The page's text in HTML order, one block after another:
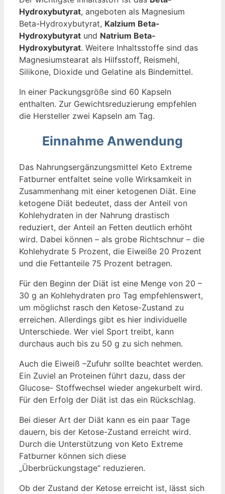
Hydroxybutyrat, angeboten als Magnesium
Beta-Hydroxybutyrat, Kalzium Beta-
Hydroxybutyrat und Natrium Beta-
Hydroxybutyrat. Weitere Inhaltsstoffe sind das
Magnesiumstearat als Hilfsstoff, Reismehl,
Silikone, Dioxide und Gelatine als Bindemittel.
In einer Packungsgröße sind 60 Kapseln
enthalten. Zur Gewichtsreduzierung empfehlen
die Hersteller zwei Kapseln am Tag.
Einnahme Anwendung
Das Nahrungsergänzungsmittel Keto Extreme
Fatburner entfaltet seine volle Wirksamkeit in
Zusammenhang mit einer ketogenen Diät. Eine
ketogene Diät bedeutet, dass der Anteil von
Kohlehydraten in der Nahrung drastisch
reduziert, der Anteil an Fetten deutlich erhöht
wird. Dabei können – als grobe Richtschnur – die
Kohlehydrate 5 Prozent, die Eiweiße 20 Prozent
und die Fettanteile 75 Prozent betragen.
Für den Beginn der Diät ist eine Menge von 20 –
30 g an Kohlehydraten pro Tag empfehlenswert,
um möglichst rasch den Ketose-Zustand zu
erreichen. Allerdings gibt es hier individuelle
Unterschiede. Wer viel Sport treibt, kann
durchaus auch bis zu 50 g zu sich nehmen.
Auch die Eiweiß –Zufuhr sollte beachtet werden.
Ein Zuviel an Proteinen führt dazu, dass der
Glucose- Stoffwechsel wieder angekurbelt wird.
Für den Erfolg der Diät ist das ein Rückschlag.
Bei dieser Art der Diät kann es ein paar Tage
dauern, bis der Ketose-Zustand erreicht wird.
Durch die Unterstützung von Keto Extreme
Fatburner können sich diese
„Überbrückungstage“ reduzieren.
Ob der Zustand der Ketose erreicht ist, lässt sich